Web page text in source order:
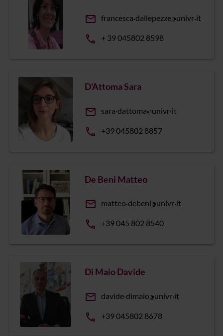
email francesca dallepezze univr it
phone + 39 045802 8598
D'Attoma Sara
email sara dattoma univr it
phone +39 045802 8857
De Beni Matteo
email matteo debeni univr it
phone +39 045 802 8540
Di Maio Davide
email davide dimaio univr it
phone +39 045802 8678